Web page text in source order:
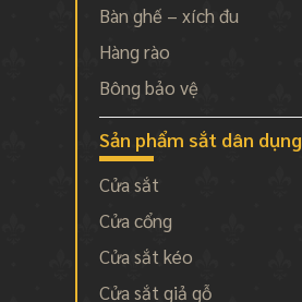
Bàn ghế – xích đu
Hàng rào
Bông bảo vệ
Sản phẩm sắt dân dụng
Cửa sắt
Cửa cổng
Cửa sắt kéo
Cửa sắt giả gỗ